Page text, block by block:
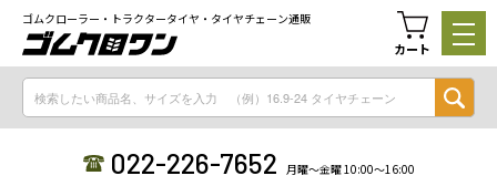
ゴムクローラー・トラクタータイヤ・タイヤチェーン通販
カート
022-226-7652 月曜〜金曜 10:00〜16:00